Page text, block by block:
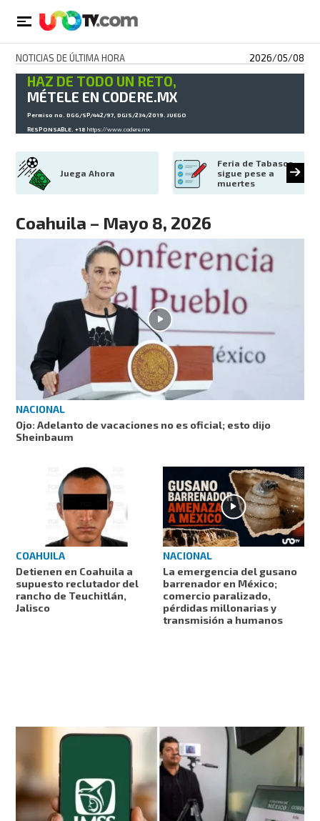
NOTICIAS DE ÚLTIMA HORA 2026/05/08
HAZ DE TODO UN RETO,
MÉTELE EN CODERE.MX
Permiso no. DGG/SP/442/97, DGJS/234/2019. JUEGO
RESPONSABLE. +18https://www.codere.mx
Juega Ahora
Feria de Tabasco
sigue pese a
muertes
Coahuila – Mayo 8, 2026
NACIONAL
Ojo: Adelanto de vacaciones no es oficial; esto dijo
Sheinbaum
COAHUILA
Detienen en Coahuila a
supuesto reclutador del
rancho de Teuchitlán,
Jalisco
NACIONAL
La emergencia del gusano
barrenador en México;
comercio paralizado,
pérdidas millonarias y
transmisión a humanos